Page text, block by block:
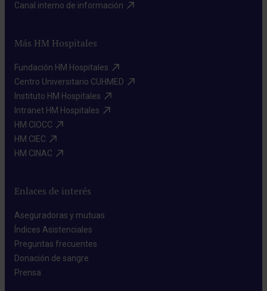
Canal interno de información​
Más HM Hospitales
Fundación HM Hospitales​
Centro Universitario CUHMED​
Instituto HM Hospitales​
Intranet HM Hospitales​
HM CIOCC​
HM CIEC​
HM CINAC​
Enlaces de interés
Aseguradoras y mutuas​
Índices Asistenciales​
Preguntas frecuentes​
Donación de sangre​
Prensa​